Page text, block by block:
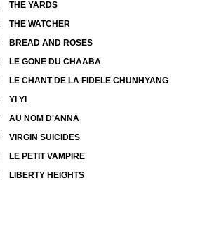
THE YARDS
THE WATCHER
BREAD AND ROSES
LE GONE DU CHAABA
LE CHANT DE LA FIDELE CHUNHYANG
YI YI
AU NOM D'ANNA
VIRGIN SUICIDES
LE PETIT VAMPIRE
LIBERTY HEIGHTS